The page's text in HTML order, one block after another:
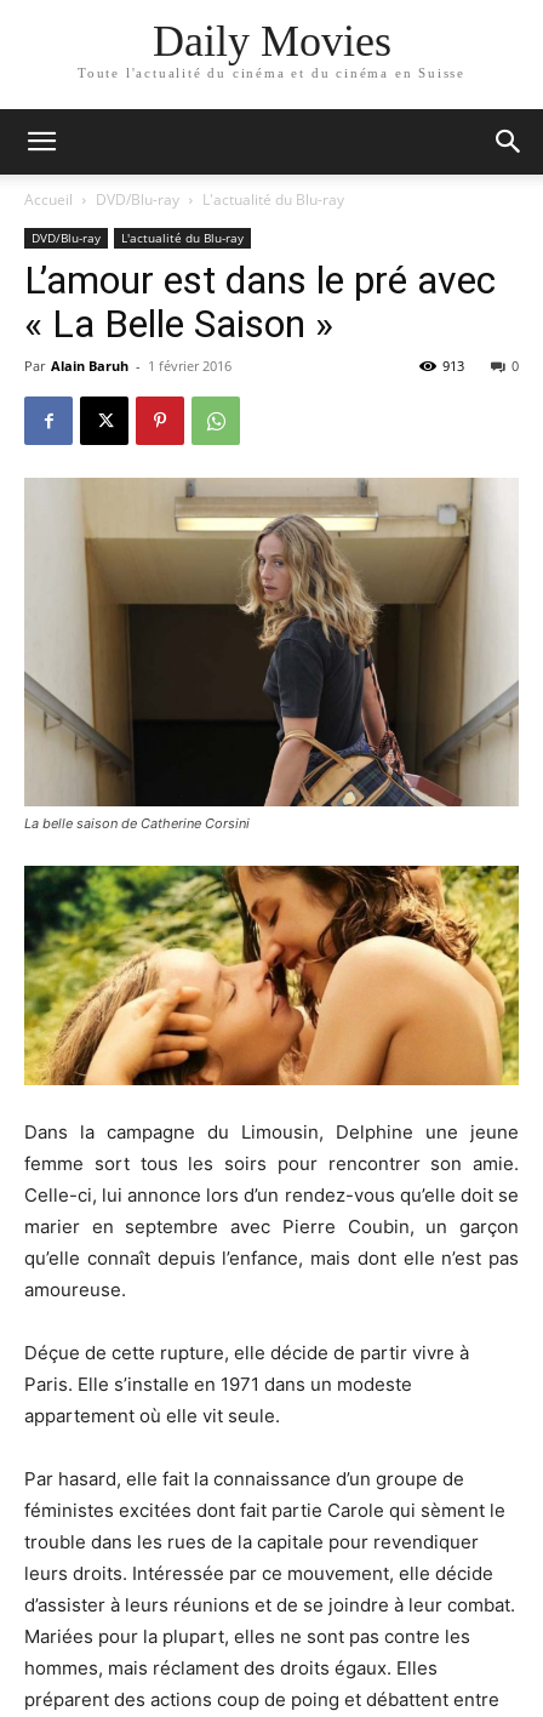
Daily Movies
Toute l'actualité du cinéma et du cinéma en Suisse
Accueil DVD/Blu-ray L'actualité du Blu-ray
DVD/Blu-ray L'actualité du Blu-ray
L’amour est dans le pré avec
« La Belle Saison »
Par Alain Baruh - 1 février 2016 0
913
La belle saison de Catherine Corsini
Dans la campagne du Limousin, Delphine une jeune
femme sort tous les soirs pour rencontrer son amie.
Celle-ci, lui annonce lors d’un rendez-vous qu’elle doit se
marier en septembre avec Pierre Coubin, un garçon
qu’elle connaît depuis l’enfance, mais dont elle n’est pas
amoureuse.
Déçue de cette rupture, elle décide de partir vivre à
Paris. Elle s’installe en 1971 dans un modeste
appartement où elle vit seule.
Par hasard, elle fait la connaissance d’un groupe de
féministes excitées dont fait partie Carole qui sèment le
trouble dans les rues de la capitale pour revendiquer
leurs droits. Intéressée par ce mouvement, elle décide
d’assister à leurs réunions et de se joindre à leur combat.
Mariées pour la plupart, elles ne sont pas contre les
hommes, mais réclament des droits égaux. Elles
préparent des actions coup de poing et débattent entre